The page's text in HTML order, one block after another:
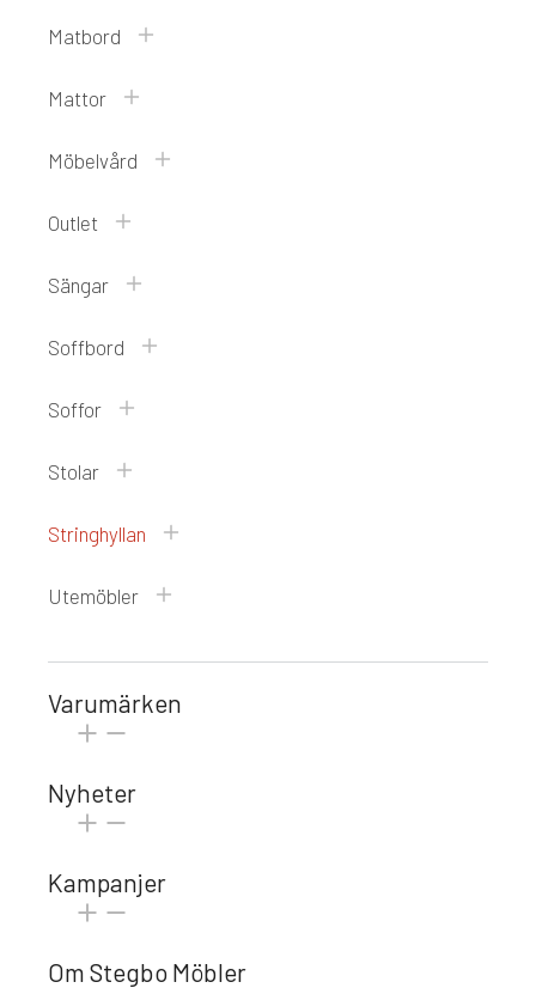
Matbord
Mattor
Möbelvård
Outlet
Sängar
Soffbord
Soffor
Stolar
Stringhyllan
Utemöbler
Varumärken
Nyheter
Kampanjer
Om Stegbo Möbler